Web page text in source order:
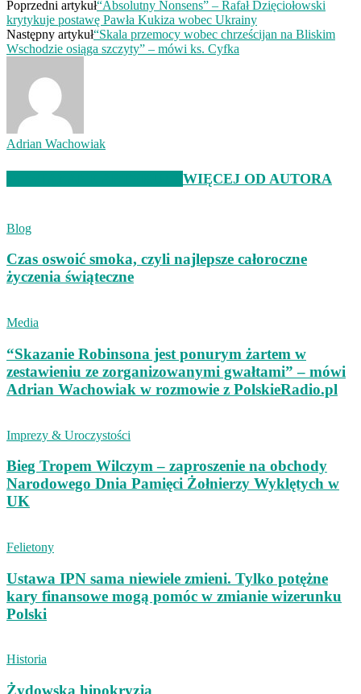
Poprzedni artykuł“Absolutny Nonsens” – Rafał Dzięciołowski
krytykuje postawę Pawła Kukiza wobec Ukrainy
Następny artykuł“Skala przemocy wobec chrześcijan na Bliskim
Wschodzie osiąga szczyty” – mówi ks. Cyfka
Adrian Wachowiak
WIĘCEJ OD AUTORA
Blog
Czas oswoić smoka, czyli najlepsze całoroczne
życzenia świąteczne
Media
“Skazanie Robinsona jest ponurym żartem w
zestawieniu ze zorganizowanymi gwałtami” – mówi
Adrian Wachowiak w rozmowie z PolskieRadio.pl
Imprezy & Uroczystości
Bieg Tropem Wilczym – zaproszenie na obchody
Narodowego Dnia Pamięci Żołnierzy Wyklętych w
UK
Felietony
Ustawa IPN sama niewiele zmieni. Tylko potężne
kary finansowe mogą pomóc w zmianie wizerunku
Polski
Historia
Żydowska hipokryzja